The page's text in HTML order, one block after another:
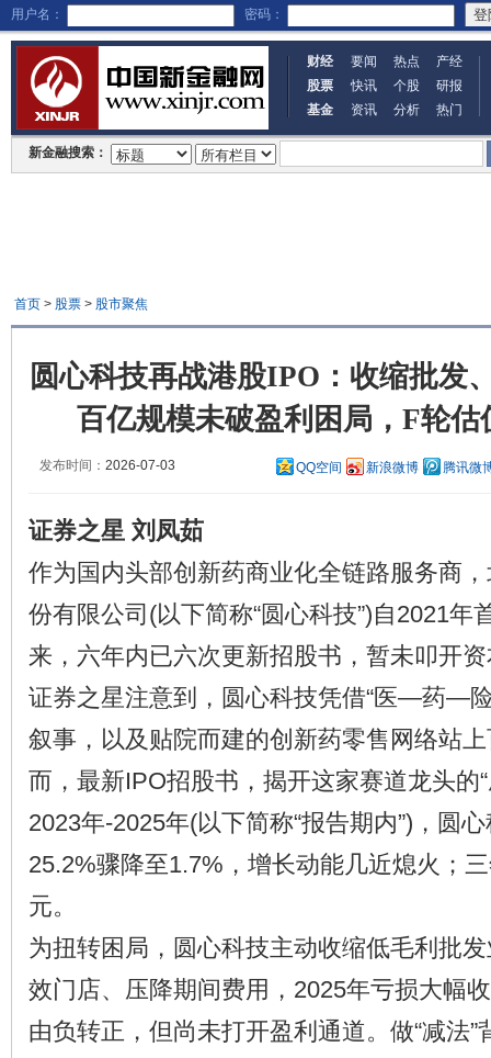
用户名： 密码：
财经 要闻 热点
产经
股票
快讯 个股
研报
基金
资讯 分析 热门
新金融搜索：
首页> 股票> 股市聚焦
圆心科技再战港股IPO：收缩批发
百亿规模未破盈利困局，F轮估
发布时间： 2026-07-03 QQ空间 新浪微博 腾讯微
证券之星 刘凤茹
作为国内头部创新药商业化全链路服务商
份有限公司(以下简称“圆心科技”)自2021年
来，六年内已六次更新招股书，暂未叩开
证券之星注意到，圆心科技凭借“医—药—
叙事，以及贴院而建的创新药零售网络站
而，最新IPO招股书，揭开这家赛道龙头的
2023年-2025年(以下简称“报告期内”)，圆
25.2%骤降至1.7%，增长动能几近熄火；
元。
为扭转困局，圆心科技主动收缩低毛利批
效门店、压降期间费用，2025年亏损大幅
由负转正，但尚未打开盈利通道。做“减